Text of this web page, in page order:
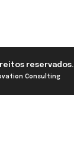
reservados.
Consulting